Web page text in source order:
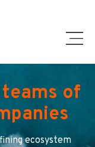
of
ecosystem